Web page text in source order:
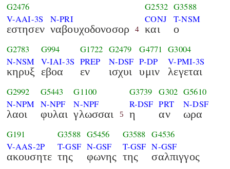
G2476
V-AAI-3S
εστησεν
N-PRI
ναβουχοδονοσορ 4
G2532
CONJ
και
G3588
T-NSM
ο
G2783
N-NSM
κηρυξ
G994
V-IAI-3S
εβοα
G1722
PREP
εν
G2479
N-DSF
ισχυι
G4771
P-DP
υμιν
G3004
V-PMI-3S
λεγεται
G2992
N-NPM
λαοι
G5443
N-NPF
φυλαι
G1100
N-NPF
γλωσσαι 5
G3739
R-DSF
η
G302
PRT
αν
G5610
N-DSF
ωρα
G191
V-AAS-2P
ακουσητε
G3588
T-GSF
της
G5456
N-GSF
φωνης
G3588
T-GSF
της
G4536
N-GSF
σαλπιγγος